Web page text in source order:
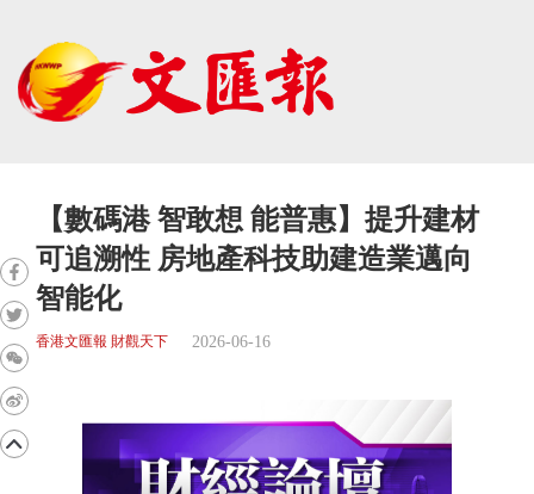
【數碼港 智敢想 能普惠】提升建材
可追溯性 房地產科技助建造業邁向
智能化
香港文匯報 財觀天下 2026-06-16